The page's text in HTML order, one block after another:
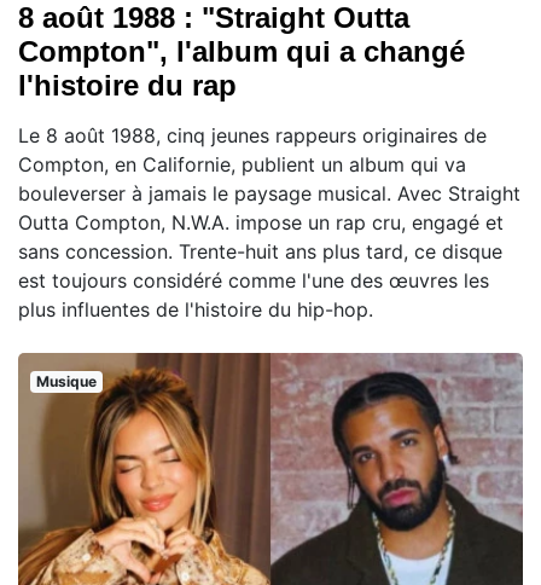
8 août 1988 : "Straight Outta
Compton", l'album qui a changé
l'histoire du rap
Le 8 août 1988, cinq jeunes rappeurs originaires de
Compton, en Californie, publient un album qui va
bouleverser à jamais le paysage musical. Avec Straight
Outta Compton, N.W.A. impose un rap cru, engagé et
sans concession. Trente-huit ans plus tard, ce disque
est toujours considéré comme l'une des œuvres les
plus influentes de l'histoire du hip-hop.
Musique